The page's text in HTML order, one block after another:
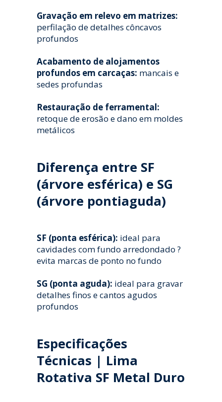
Gravação em relevo em matrizes:
perfilação de detalhes côncavos
profundos
Acabamento de alojamentos
profundos em carcaças: mancais e
sedes profundas
Restauração de ferramental:
retoque de erosão e dano em moldes
metálicos
Diferença entre SF
(árvore esférica) e SG
(árvore pontiaguda)
SF (ponta esférica): ideal para
cavidades com fundo arredondado ?
evita marcas de ponto no fundo
SG (ponta aguda): ideal para gravar
detalhes finos e cantos agudos
profundos
Especificações
Técnicas | Lima
Rotativa SF Metal Duro